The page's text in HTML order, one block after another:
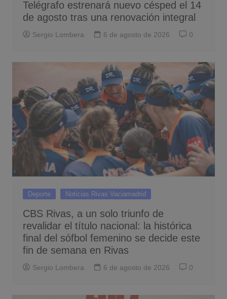
Telégrafo estrenará nuevo césped el 14
de agosto tras una renovación integral
Sergio Lombera 6 de agosto de 2026 0
Deporte Noticias Rivas Vaciamadrid
CBS Rivas, a un solo triunfo de
revalidar el título nacional: la histórica
final del sófbol femenino se decide este
fin de semana en Rivas
Sergio Lombera 6 de agosto de 2026 0